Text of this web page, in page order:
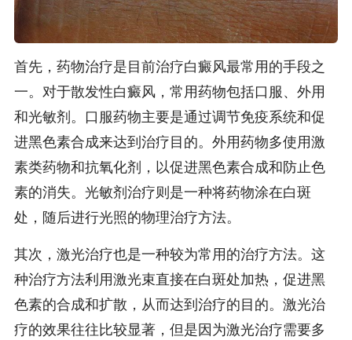
首先，药物治疗是目前治疗白癜风最常用的手段之
一。对于散发性白癜风，常用药物包括口服、外用
和光敏剂。口服药物主要是通过调节免疫系统和促
进黑色素合成来达到治疗目的。外用药物多使用激
素类药物和抗氧化剂，以促进黑色素合成和防止色
素的消失。光敏剂治疗则是一种将药物涂在白斑
处，随后进行光照的物理治疗方法。
其次，激光治疗也是一种较为常用的治疗方法。这
种治疗方法利用激光束直接在白斑处加热，促进黑
色素的合成和扩散，从而达到治疗的目的。激光治
疗的效果往往比较显著，但是因为激光治疗需要多